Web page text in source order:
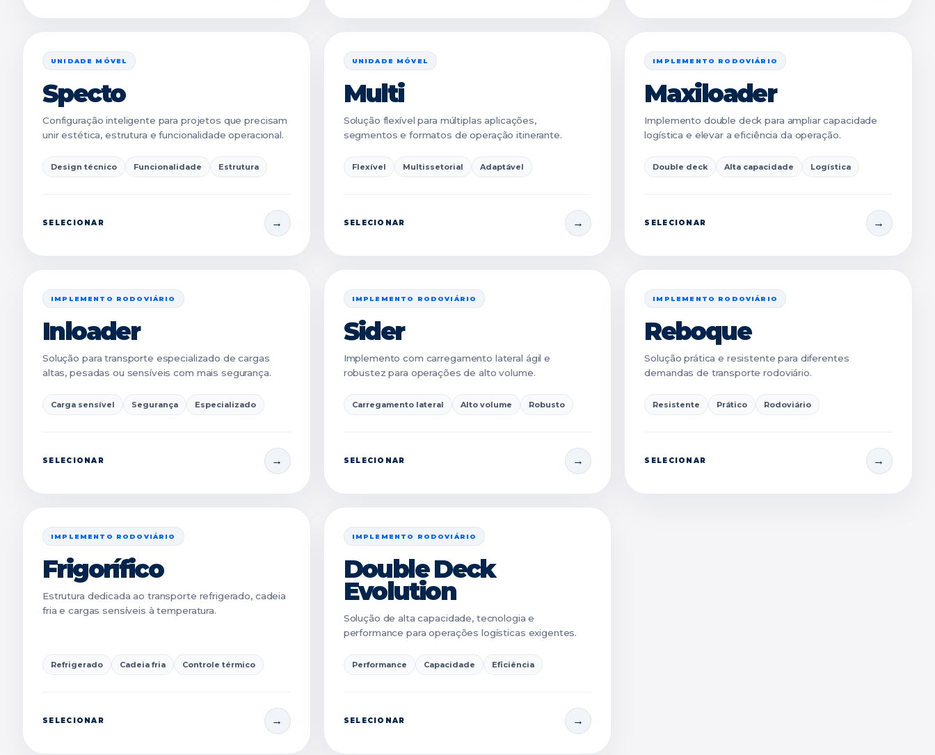
UNIDADE MÓVEL
Specto
Configuração inteligente para projetos que precisam
unir estética, estrutura e funcionalidade operacional.
Design técnico Funcionalidade Estrutura
SELECIONAR
UNIDADE MÓVEL
Multi
Solução flexível para múltiplas aplicações,
segmentos e formatos de operação itinerante.
Flexível Multissetorial Adaptável
SELECIONAR
IMPLEMENTO RODOVIÁRIO
Maxiloader
Implemento double deck para ampliar capacidade
logística e elevar a eficiência da operação.
Double deck Alta capacidade Logística
SELECIONAR
IMPLEMENTO RODOVIÁRIO
Inloader
Solução para transporte especializado de cargas
altas, pesadas ou sensíveis com mais segurança.
Carga sensível Segurança Especializado
SELECIONAR
IMPLEMENTO RODOVIÁRIO
Sider
Implemento com carregamento lateral ágil e
robustez para operações de alto volume.
Carregamento lateral Alto volume Robusto
SELECIONAR
IMPLEMENTO RODOVIÁRIO
Reboque
Solução prática e resistente para diferentes
demandas de transporte rodoviário.
Resistente Prático Rodoviário
SELECIONAR
IMPLEMENTO RODOVIÁRIO
Frigorífico
Estrutura dedicada ao transporte refrigerado, cadeia
fria e cargas sensíveis à temperatura.
Refrigerado Cadeia fria Controle térmico
SELECIONAR
IMPLEMENTO RODOVIÁRIO
Double Deck
Evolution
Solução de alta capacidade, tecnologia e
performance para operações logísticas exigentes.
Performance Capacidade Eficiência
SELECIONAR